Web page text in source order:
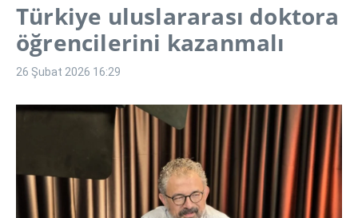
Türkiye uluslararası doktora
öğrencilerini kazanmalı
26 Şubat 2026 16:29